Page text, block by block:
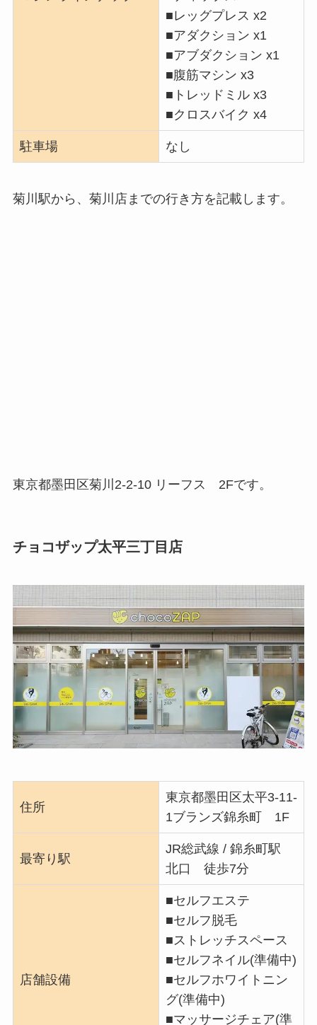
■レッグプレス x2
■アダクション x1
■アブダクション x1
■腹筋マシン x3
■トレッドミル x3
■クロスバイク x4
駐車場 なし
菊川駅から、菊川店までの行き方を記載します。
東京都墨田区菊川2-2-10 リーフス 2Fです。
チョコザップ太平三丁目店
住所
東京都墨田区太平3-11-
1ブランズ錦糸町 1F
最寄り駅
JR総武線 / 錦糸町駅
北口 徒歩7分
店舗設備
■セルフエステ
■セルフ脱毛
■ストレッチスペース
■セルフネイル(準備中)
■セルフホワイトニン
グ(準備中)
■マッサージチェア(準